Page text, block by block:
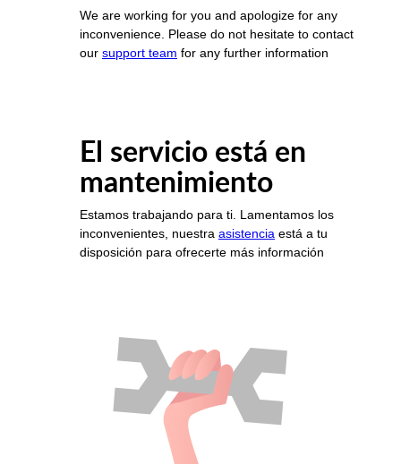
We are working for you and apologize for any
inconvenience. Please do not hesitate to contact
our support team for any further information
El servicio está en
mantenimiento
Estamos trabajando para ti. Lamentamos los
inconvenientes, nuestra asistencia está a tu
disposición para ofrecerte más información